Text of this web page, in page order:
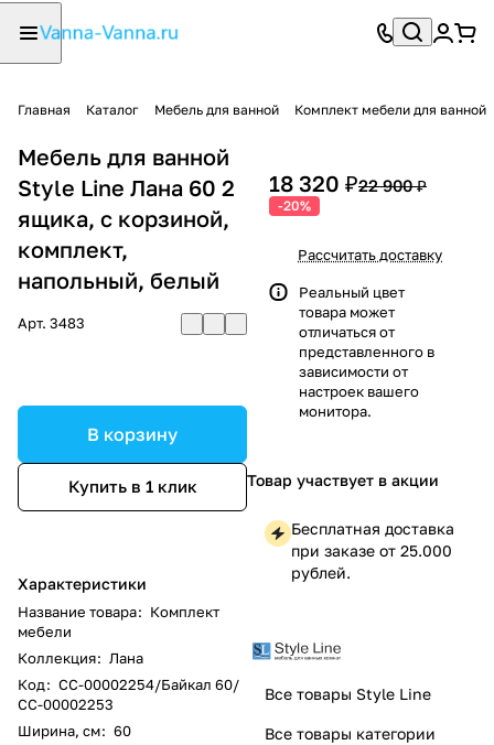
Главная Каталог Мебель для ванной Комплект мебели для ванной
Мебель для ванной
Style Line Лана 60 2
ящика, с корзиной,
комплект,
напольный, белый
Арт. 3483
В корзину
Купить в 1 клик
Характеристики
Название товара: Комплект
мебели
Коллекция: Лана
Код: СС-00002254/Байкал 60/
СС-00002253
Ширина, см: 60
18 320 ₽22 900 ₽
-20%
Рассчитать доставку
Реальный цвет
товара может
отличаться от
представленного в
зависимости от
настроек вашего
монитора.
Товар участвует в акции
Бесплатная доставка
при заказе от 25.000
рублей.
Все товары Style Line
Все товары категории